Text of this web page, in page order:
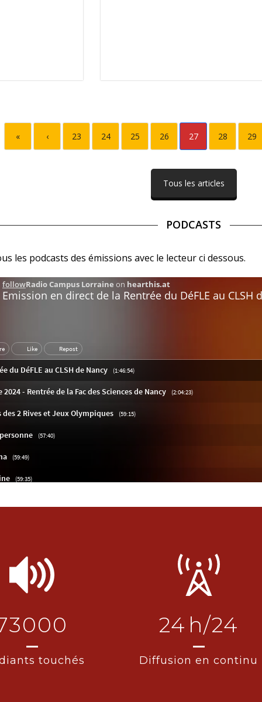
« ‹ 23 24 25 26 27 28 29
Tous les articles
PODCASTS
les podcasts des émissions avec le lecteur ci dessous.
touchés
24 h/24
Diffusion en continu